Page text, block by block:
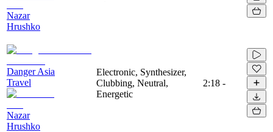
Nazar
Hrushko
Danger Asia
Travel
Nazar
Hrushko
Electronic, Synthesizer,
Clubbing, Neutral,
Energetic
2:18 -